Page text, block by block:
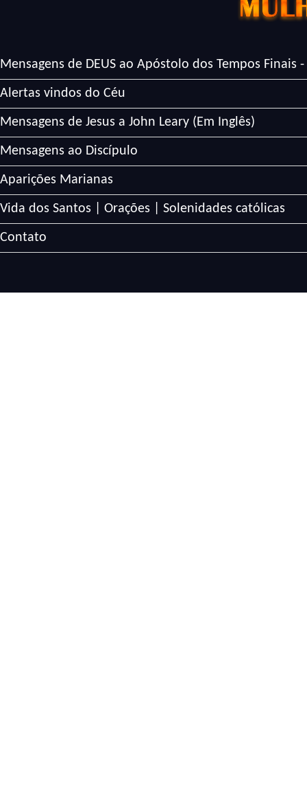
Mensagens de DEUS ao Apóstolo dos Tempos Finais -
Alertas vindos do Céu
Mensagens de Jesus a John Leary (Em Inglês)
Mensagens ao Discípulo
Aparições Marianas
Vida dos Santos | Orações | Solenidades católicas
Contato